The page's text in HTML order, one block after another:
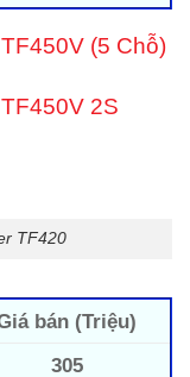
(5 Chỗ)
2S
TF420
bán (Triệu)
305